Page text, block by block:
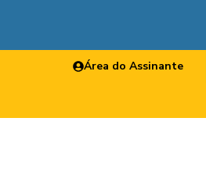
Área do Assinante